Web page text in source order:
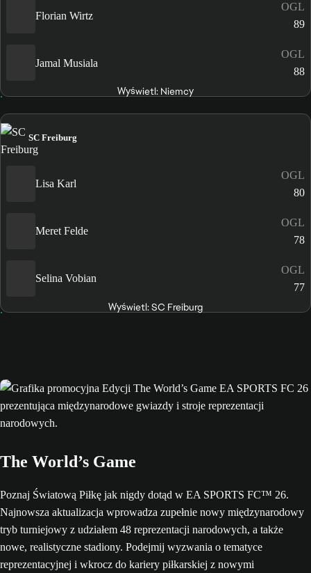
Florian Wirtz
OGL
89
Jamal Musiala
OGL
88
Wyświetl: Niemcy
SC Freiburg
Lisa Karl
OGL
80
Meret Felde
OGL
78
Selina Vobian
OGL
77
Wyświetl: SC Freiburg
The World’s Game
Poznaj Światową Piłkę jak nigdy dotąd w EA SPORTS FC™ 26.
Najnowsza aktualizacja wprowadza zupełnie nowy międzynarodowy
tryb turniejowy z udziałem 48 reprezentacji narodowych, a także
nowe, realistyczne stadiony. Podejmij wyzwania o tematyce
reprezentacyjnej i wkrocz do kariery piłkarskiej z nowymi